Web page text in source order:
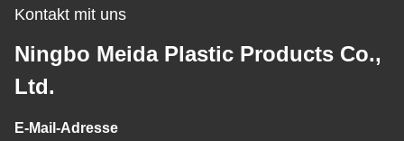
Kontakt mit uns
Ningbo Meida Plastic Products Co.,
Ltd.
E-Mail-Adresse